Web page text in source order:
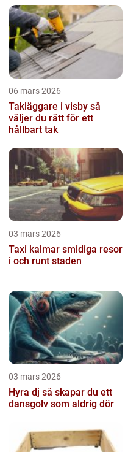
06 mars 2026
Takläggare i visby så
väljer du rätt för ett
hållbart tak
03 mars 2026
Taxi kalmar smidiga resor
i och runt staden
03 mars 2026
Hyra dj så skapar du ett
dansgolv som aldrig dör